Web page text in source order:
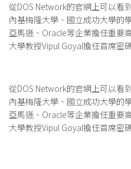
從DOS Network的官網上可以看
內基梅隆大學、國立成功大學的
亞馬遜、Oracle等企業擔任重要
大學教授Vipul Goyal擔任首席密
從DOS Network的官網上可以看
內基梅隆大學、國立成功大學的
亞馬遜、Oracle等企業擔任重要
大學教授Vipul Goyal擔任首席密